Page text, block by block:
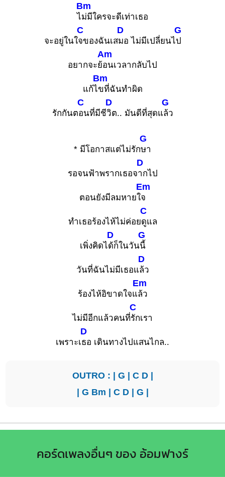
ไ
Bm
ม่มีใครจะดีเท่าเธอ
จะอยู่ในใ
C
จของฉันเส
D
มอ ไม่มีเปลี่ยนไ
G
ป
อยากจะย้
Am
อนเวลากลับไป
แก้ไ
Bm
ขที่ฉันทำผิด
รักกันต
C
อนที่มีชี
D
วิต.. มันดีที่สุดแ
G
ล้ว
* มีโอกาสแต่ไม่รัก
G
ษา
รอจนฟ้าพรากเธอจ
D
ากไป
ตอนยังมีลมหายใ
Em
จ
ทำเธอร้องไห้ไม่ค่อย
C
ดูแล
เพิ่งคิดไ
D
ด้ก็ในวัน
G
นี้
วันที่ฉันไม่มีเธอแ
D
ล้ว
ร้องไห้อิขาดใจแ
Em
ล้ว
ไม่มีอีกแล้วคนที่
C
รักเรา
เพราะเ
D
ธอ เดินทางไปแสนไกล..
OUTRO : | G | C D|
| G Bm | C D| G |
คอร์ดเพลงอื่นๆ ของ อ้อมฟางร์